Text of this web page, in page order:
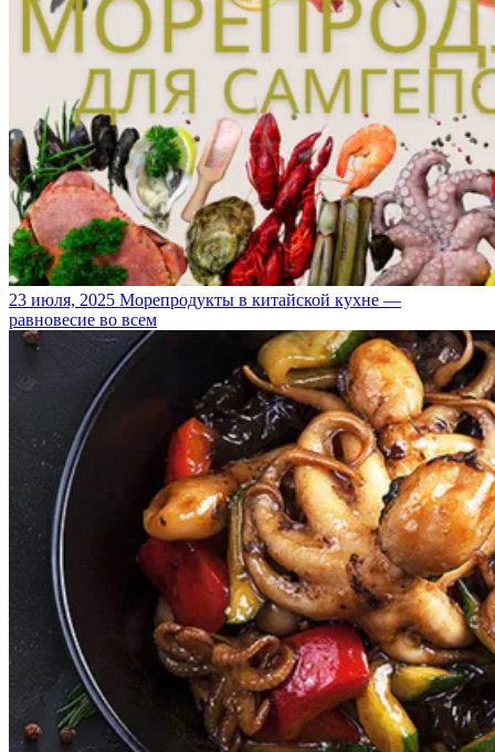
23 июля, 2025 Морепродукты в китайской кухне —
равновесие во всем